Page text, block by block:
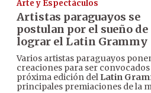
Arte y Espectáculos
Artistas paraguayos se
postulan por el sueño de
lograr el Latin Grammy
Varios artistas paraguayos
creaciones para ser
próxima edición del Latin
principales premiaciones de la